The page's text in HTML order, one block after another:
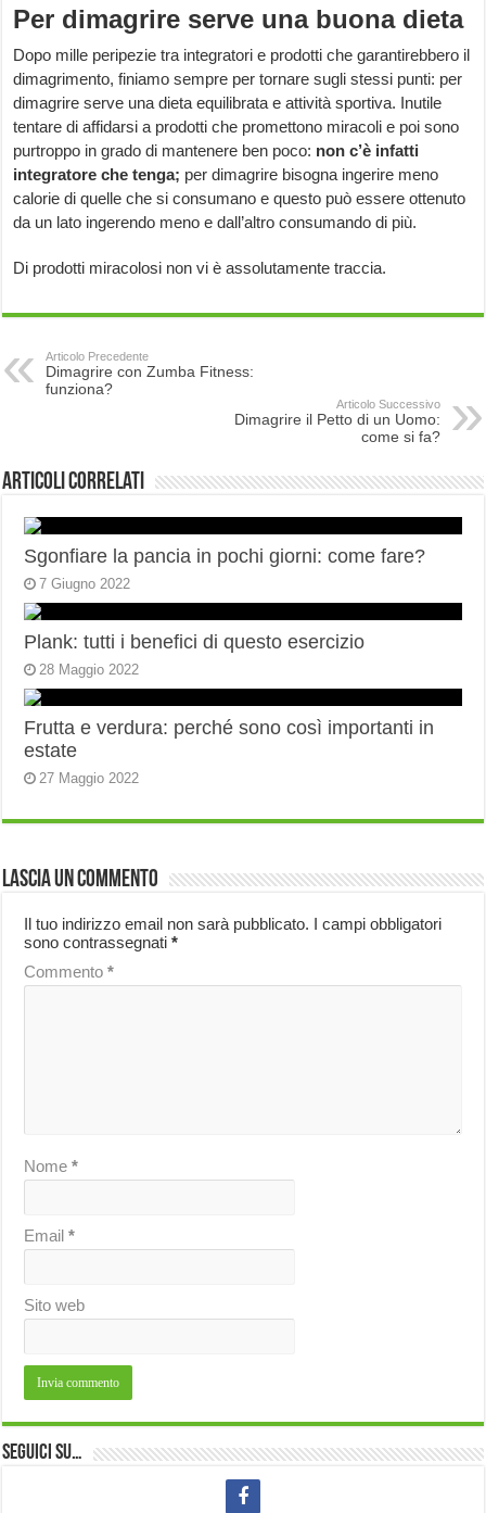
Per dimagrire serve una buona dieta
Dopo mille peripezie tra integratori e prodotti che garantirebbero il
dimagrimento, finiamo sempre per tornare sugli stessi punti: per
dimagrire serve una dieta equilibrata e attività sportiva. Inutile
tentare di affidarsi a prodotti che promettono miracoli e poi sono
purtroppo in grado di mantenere ben poco: non c’è infatti
integratore che tenga; per dimagrire bisogna ingerire meno
calorie di quelle che si consumano e questo può essere ottenuto
da un lato ingerendo meno e dall’altro consumando di più.
Di prodotti miracolosi non vi è assolutamente traccia.
Articolo Precedente
Dimagrire con Zumba Fitness:
funziona?
Articolo Successivo
Dimagrire il Petto di un Uomo:
come si fa?
Articoli correlati
Sgonfiare la pancia in pochi giorni: come fare?
7 Giugno 2022
Plank: tutti i benefici di questo esercizio
28 Maggio 2022
Frutta e verdura: perché sono così importanti in
estate
27 Maggio 2022
Lascia un commento
Il tuo indirizzo email non sarà pubblicato. I campi obbligatori
sono contrassegnati*
Commento*
Nome*
Email*
Sito web
Seguici su…